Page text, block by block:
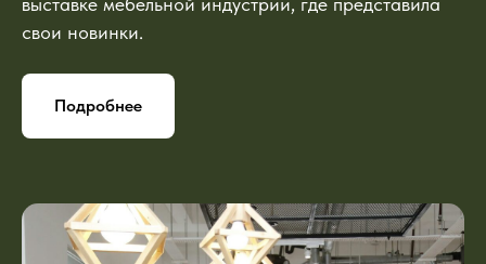
свои новинки.
Подробнее